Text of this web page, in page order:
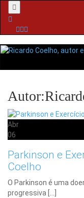
Menu
Abr
06
Parkinson e
Coelho
O Parkinson é uma
progressiva […]